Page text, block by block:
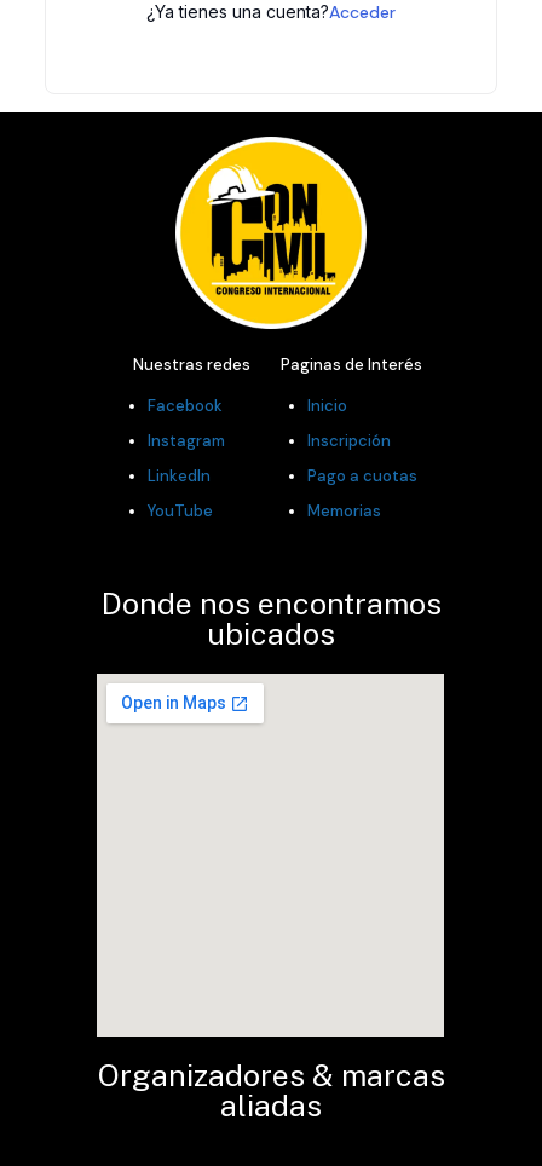
¿Ya tienes una cuenta?Acceder
Nuestras redes​
Facebook
Instagram
LinkedIn
YouTube
Paginas de Interés​
Inicio
Inscripción
Pago a cuotas
Memorias
Donde nos encontramos
ubicados
Organizadores & marcas
aliadas